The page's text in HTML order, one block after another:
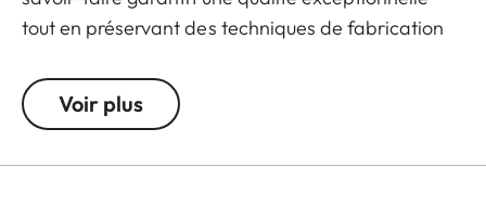
tout en préservant des techniques de fabrication
du produit.
Voir plus